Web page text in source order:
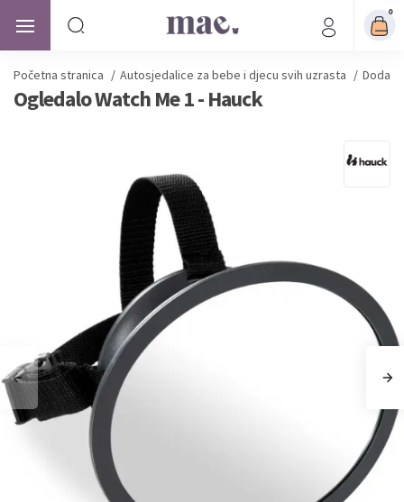
0
Početna stranica / Autosjedalice za bebe i djecu svih uzrasta /
Ogledalo Watch Me 1 - Hauck